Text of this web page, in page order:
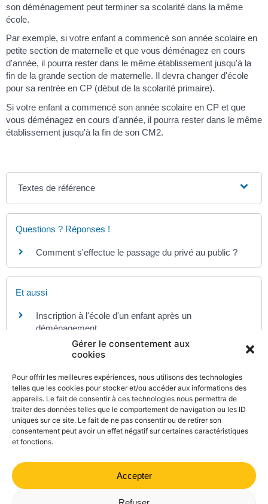
Gérer le consentement aux
cookies
Pour offrir les meilleures expériences, nous utilisons des technologies
telles que les cookies pour stocker et/ou accéder aux informations des
appareils. Le fait de consentir à ces technologies nous permettra de
traiter des données telles que le comportement de navigation ou les ID
uniques sur ce site. Le fait de ne pas consentir ou de retirer son
consentement peut avoir un effet négatif sur certaines caractéristiques
et fonctions.
Accepter
son déménagement peut terminer sa scolarité dans la même
école.
Par exemple, si votre enfant a commencé son année scolaire en
petite section de maternelle et que vous déménagez en cours
d'année, il pourra rester dans le même établissement jusqu'à la
fin de la grande section de maternelle. Il devra changer d'école
pour sa rentrée en CP (début de la scolarité primaire).
Si votre enfant a commencé son année scolaire en CP et que
vous déménagez en cours d'année, il pourra rester dans le même
établissement jusqu'à la fin de son CM2.
Textes de référence
Questions ? Réponses !
Comment s'effectue le passage du privé au public ?
Et aussi
Inscription à l'école d'un enfant après un
déménagement
Famille - Scolarité
Pour en savoir plus
Les parents à l'école
Ministère chargé de l'éducation
© Direction de l'information légale et administrative
comarquage developpé par